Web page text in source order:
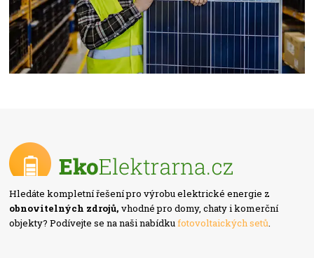
Hledáte kompletní řešení pro výrobu elektrické energie z
obnovitelných zdrojů, vhodné pro domy, chaty i komerční
objekty? Podívejte se na naši nabídkufotovoltaických setů.